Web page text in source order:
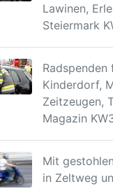
Lawinen,
Steiermark
Radspenden
Kinderdorf,
Zeitzeugen,
Magazin
Mit
in Zeltweg